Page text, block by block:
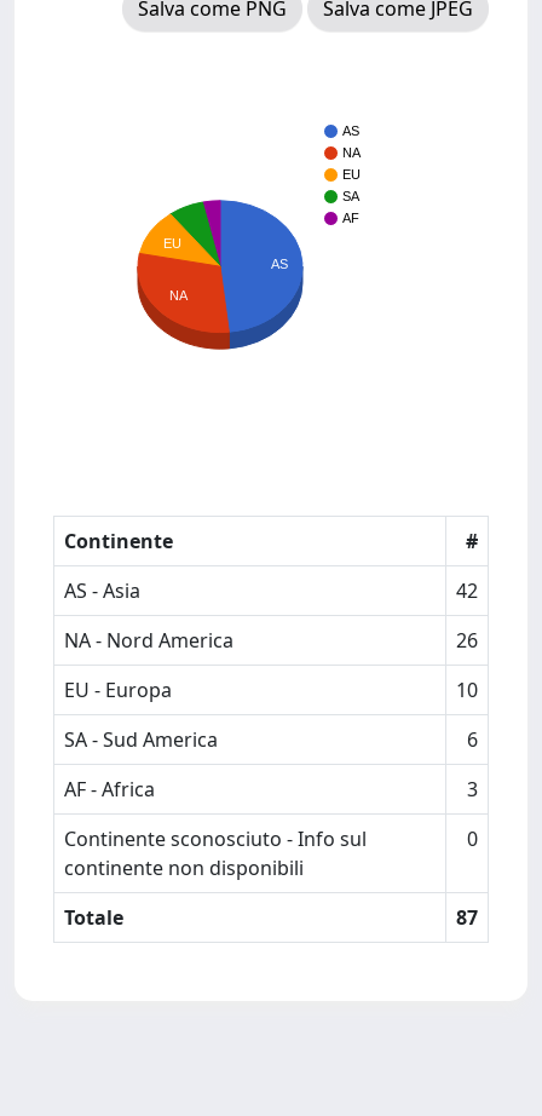
Salva come PNG
Salva come JPEG
AS
NA
EU
SA
AF
AS
EU
NA
Continente
#
AS - Asia
42
NA - Nord America
26
EU - Europa
10
SA - Sud America
6
AF - Africa
3
Continente sconosciuto - Info sul
continente non disponibili
0
Totale 87